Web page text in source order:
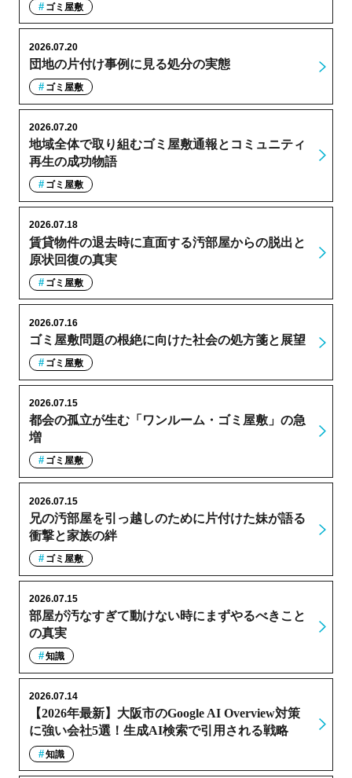
ゴミ屋敷
団地の片付け事例に見る処分の実態
2026.07.20
ゴミ屋敷
地域全体で取り組むゴミ屋敷通報とコミュニティ
再生の成功物語
2026.07.20
ゴミ屋敷
賃貸物件の退去時に直面する汚部屋からの脱出と
原状回復の真実
2026.07.18
ゴミ屋敷
ゴミ屋敷問題の根絶に向けた社会の処方箋と展望
2026.07.16
ゴミ屋敷
都会の孤立が生む「ワンルーム・ゴミ屋敷」の急
増
2026.07.15
ゴミ屋敷
兄の汚部屋を引っ越しのために片付けた妹が語る
衝撃と家族の絆
2026.07.15
ゴミ屋敷
部屋が汚なすぎて動けない時にまずやるべきこと
の真実
2026.07.15
知識
【2026年最新】大阪市のGoogle AI Overview対策
に強い会社5選！生成AI検索で引用される戦略
2026.07.14
知識